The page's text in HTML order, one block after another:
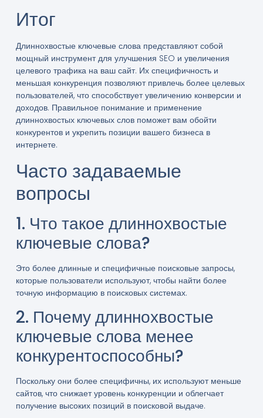
Итог
Длиннохвостые ключевые слова представляют собой
мощный инструмент для улучшения SEO и увеличения
целевого трафика на ваш сайт. Их специфичность и
меньшая конкуренция позволяют привлечь более целевых
пользователей, что способствует увеличению конверсии и
доходов. Правильное понимание и применение
длиннохвостых ключевых слов поможет вам обойти
конкурентов и укрепить позиции вашего бизнеса в
интернете.
Часто задаваемые
вопросы
1. Что такое длиннохвостые
ключевые слова?
Это более длинные и специфичные поисковые запросы,
которые пользователи используют, чтобы найти более
точную информацию в поисковых системах.
2. Почему длиннохвостые
ключевые слова менее
конкурентоспособны?
Поскольку они более специфичны, их используют меньше
сайтов, что снижает уровень конкуренции и облегчает
получение высоких позиций в поисковой выдаче.